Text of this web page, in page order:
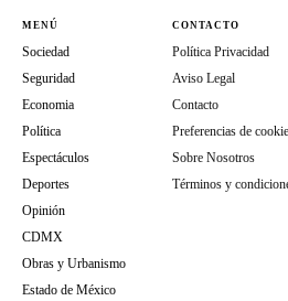
MENÚ
Sociedad
Seguridad
Economia
Política
Espectáculos
Deportes
Opinión
CDMX
Obras y Urbanismo
Estado de México
CONTACTO
Política Privacidad
Aviso Legal
Contacto
Preferencias de
Sobre Nosotros
Términos y